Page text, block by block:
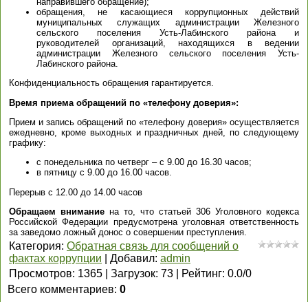
обращения, не касающиеся коррупционных действий
муниципальных служащих администрации Железного
сельского поселения Усть-Лабинского района и
руководителей организаций, находящихся в ведении
администрации Железного сельского поселения Усть-
Лабинского района.
Конфиденциальность обращения гарантируется.
Время приема обращений по «телефону доверия»:
Прием и запись обращений по «телефону доверия» осуществляется
ежедневно, кроме выходных и праздничных дней, по следующему
графику:
с понедельника по четверг – с 9.00 до 16.30 часов;
в пятницу с 9.00 до 16.00 часов.
Перерыв с 12.00 до 14.00 часов
Обращаем внимание на то, что статьей 306 Уголовного кодекса
Российской Федерации предусмотрена уголовная ответственность
за заведомо ложный донос о совершении преступления.
Категория: Обратная связь для сообщений о
фактах коррупции
Добавил: admin
Просмотров: 1365 Загрузок: 73 Рейтинг: 0.0/0
Всего комментариев: 0